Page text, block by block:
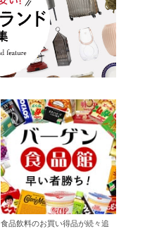
食品飲料のお買い得品が続々追